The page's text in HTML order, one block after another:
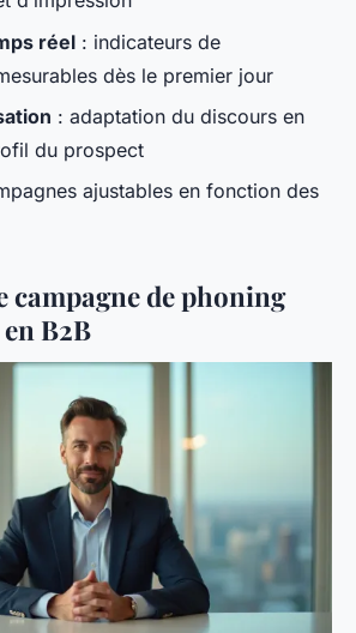
réel : indicateurs de
dès le premier jour
: adaptation du discours en
du prospect
ajustables en fonction des
campagne de phoning
B2B